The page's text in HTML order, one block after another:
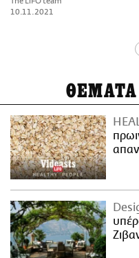
10.11.2021
ΘΕΜΑΤΑ